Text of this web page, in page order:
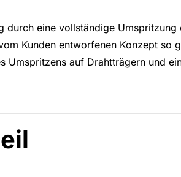
durch eine vollständige Umspritzung
Kunden entworfenen Konzept so
Umspritzens auf Drahtträgern und